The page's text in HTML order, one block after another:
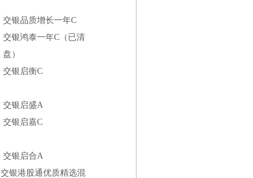
交银品质增长一年C
交银鸿泰一年C（已清
盘）
交银启衡C
交银启盛A
交银启嘉C
交银启合A
交银港股通优质精选混